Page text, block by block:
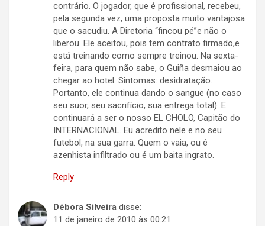
contrário. O jogador, que é profissional, recebeu,
pela segunda vez, uma proposta muito vantajosa
que o sacudiu. A Diretoria “fincou pé”e não o
liberou. Ele aceitou, pois tem contrato firmado,e
está treinando como sempre treinou. Na sexta-
feira, para quem não sabe, o Guiña desmaiou ao
chegar ao hotel. Sintomas: desidratação.
Portanto, ele continua dando o sangue (no caso
seu suor, seu sacrifício, sua entrega total). E
continuará a ser o nosso EL CHOLO, Capitão do
INTERNACIONAL. Eu acredito nele e no seu
futebol, na sua garra. Quem o vaia, ou é
azenhista infiltrado ou é um baita ingrato.
Reply
Débora Silveira disse:
11 de janeiro de 2010 às 00:21